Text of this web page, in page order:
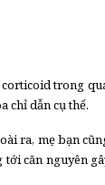
trong
chỉ dẫn cụ thể.
mẹ bạn
căn nguyên